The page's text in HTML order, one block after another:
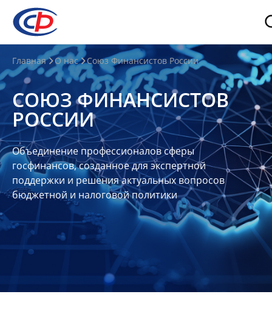
О
нас
О
СФР
Совет
Союза
Участники
Планы
отчеты
Контакты
Главная О нас Союз Финансистов России
СОЮЗ ФИНАНСИСТОВ
РОССИИ
Объединение профессионалов сферы
госфинансов, созданное для экспертной
поддержки и решения актуальных вопросов
бюджетной и налоговой политики